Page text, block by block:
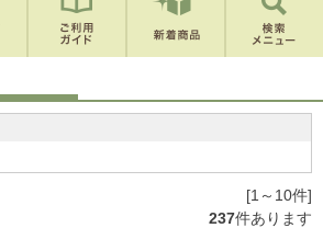
[1～10件]
237件あります